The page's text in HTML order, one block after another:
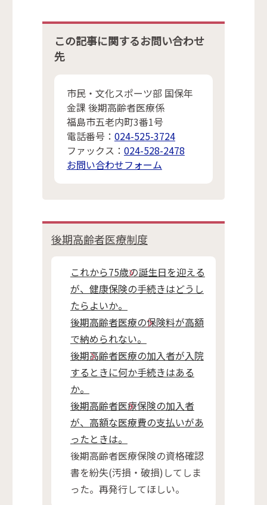
この記事に関するお問い合わせ
先
市民・文化スポーツ部 国保年
金課 後期高齢者医療係
福島市五老内町3番1号
電話番号： 024-525-3724
ファックス： 024-528-2478
お問い合わせフォーム
後期高齢者医療制度
これから75歳の誕生日を迎える
が、健康保険の手続きはどうし
たらよいか。
後期高齢者医療の保険料が高額
で納められない。
後期高齢者医療の加入者が入院
するときに何か手続きはある
か。
後期高齢者医療保険の加入者
が、高額な医療費の支払いがあ
ったときは。
後期高齢者医療保険の資格確認
書を紛失(汚損・破損)してしま
った。再発行してほしい。